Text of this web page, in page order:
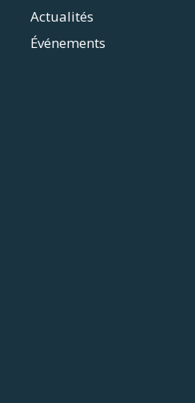
Actualités
Événements